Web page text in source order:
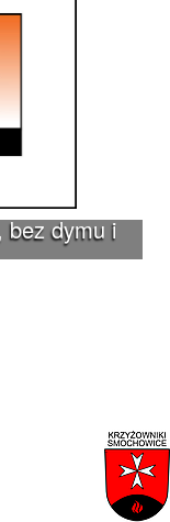
bez dymu i